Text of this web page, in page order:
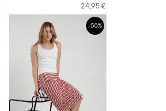
24,95 €
-50%